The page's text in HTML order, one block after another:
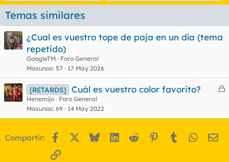
Temas similares
¿Cual es vuestro tope de paja en un día (tema
repetido)
GoogleTM
Foro General
Masunos 57 17 May 2026
C
r
[RETARDS] Cuál es vuestro color favorito?
Henemijo
Foro General
Masunos 69 14 May 2022
Compartir: Facebook BlueskyLinkedIn
Reddit Pinterest
Tumblr
Enlace